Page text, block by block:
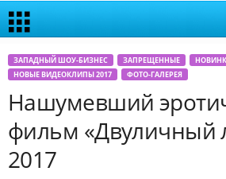
ЗАПАДНЫЙ ШОУ-БИЗНЕС ЗАПРЕЩЕННЫЕ
НОВЫЕ ВИДЕОКЛИПЫ 2017
ФОТО-ГАЛЕРЕЯ
Нашумевший
фильм «Двуличный
2017